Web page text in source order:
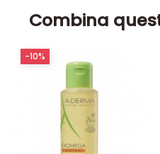
Combina
-10%